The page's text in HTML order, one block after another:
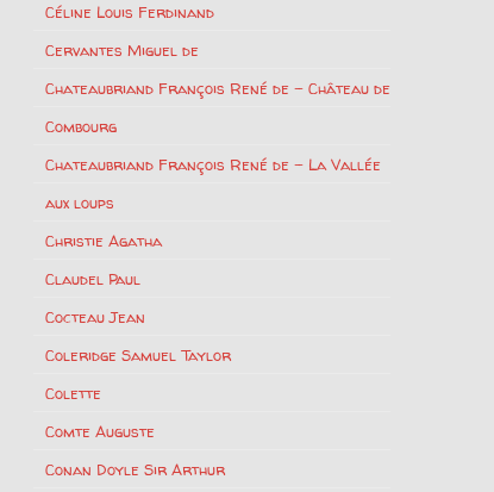
Céline Louis Ferdinand
Cervantes Miguel de
Chateaubriand François René de – Château de
Combourg
Chateaubriand François René de – La Vallée
aux loups
Christie Agatha
Claudel Paul
Cocteau Jean
Coleridge Samuel Taylor
Colette
Comte Auguste
Conan Doyle Sir Arthur